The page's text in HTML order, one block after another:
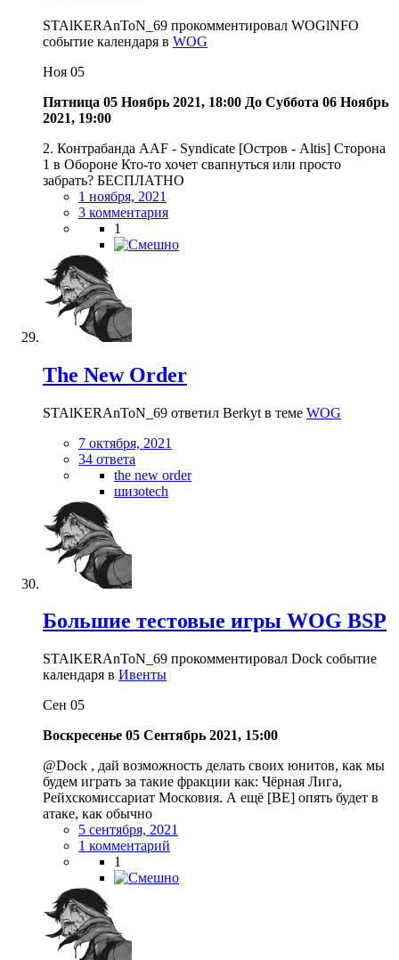
STAlKERAnToN_69 прокомментировал WOGlNFO
событие календаря в WOG
Ноя 05
Пятница 05 Ноябрь 2021, 18:00 До Суббота 06 Ноябрь
2021, 19:00
2. Контрабанда AAF - Syndicate [Остров - Altis] Сторона
1 в Обороне Кто-то хочет свапнуться или просто
забрать? БЕСПЛАТНО
1 ноября, 2021
3 комментария
1
The New Order
STAlKERAnToN_69 ответил Berkyt в теме WOG
7 октября, 2021
34 ответа
the new order
шизоtech
Большие тестовые игры WOG BSP
STAlKERAnToN_69 прокомментировал Dock событие
календаря в Ивенты
Сен 05
Воскресенье 05 Сентябрь 2021, 15:00
@Dock , дай возможность делать своих юнитов, как мы
будем играть за такие фракции как: Чёрная Лига,
Рейхскомиссариат Московия. А ещё [BE] опять будет в
атаке, как обычно
5 сентября, 2021
1 комментарий
1